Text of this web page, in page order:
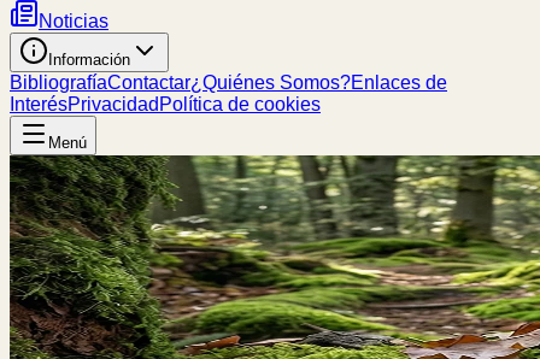
Noticias
Información
BibliografíaContactar¿Quiénes Somos?Enlaces de
InterésPrivacidad Política de cookies
Menú